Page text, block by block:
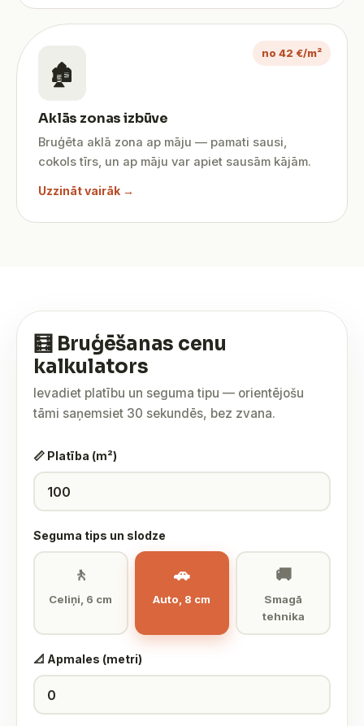
no 42 €/m²
🏚️
Aklās zonas izbūve
Bruģēta aklā zona ap māju — pamati sausi,
cokols tīrs, un ap māju var apiet sausām kājām.
Uzzināt vairāk →
🧮 Bruģēšanas cenu
kalkulators
Ievadiet platību un seguma tipu — orientējošu
tāmi saņemsiet 30 sekundēs, bez zvana.
📏 Platība (m²)
Seguma tips un slodze
🚶
Celiņi, 6 cm
🚗
Auto, 8 cm
🚚
Smagā
tehnika
📐 Apmales (metri)